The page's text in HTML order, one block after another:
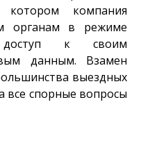
компания
органам в режиме
доступ к своим
данным. Взамен
выездных
все спорные вопросы